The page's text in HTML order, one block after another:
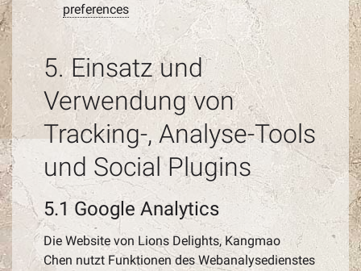
preferences
5. Einsatz und
Verwendung von
Tracking-, Analyse-Tools
und Social Plugins
5.1 Google Analytics
Die Website von Lions Delights, Kangmao
Chen nutzt Funktionen des Webanalysedienstes